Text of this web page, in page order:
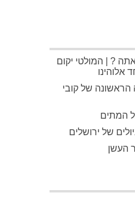
? | המולטי יקום
אלוהינו
הראשונה של קובי
המתים
של ירושלים
העשן